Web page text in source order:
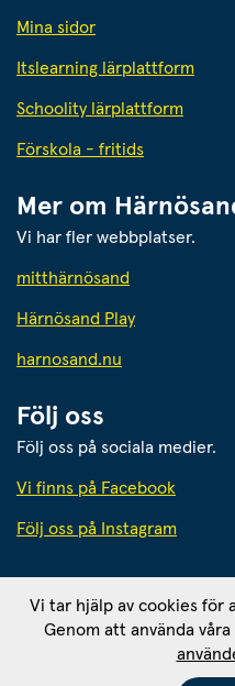
Mina sidor
Itslearning lärplattform
Schoolity lärplattform
Förskola - fritids
Mer om
Vi har fler webbplatser.
mitthärnösand
Härnösand Play
harnosand.nu
Följ oss
Följ oss på sociala medier.
Vi finns på Facebook
Följ oss på Instagram
871 80 Härnösand. Org. nr:
Ansvarig utgivare:
Kommunikationschef
Vi tar hjälp av cookies för
Genom att använda